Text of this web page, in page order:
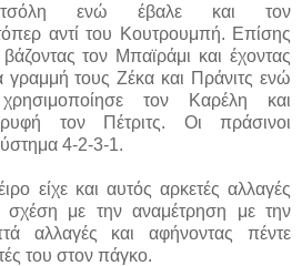
ενώ έβαλε και τον
αντί του Κουτρουμπή. Επίσης
τον Μπαϊράμι και έχοντας
τους Ζέκα και Πράνιτς ενώ
τον Καρέλη και
τον Πέτριτς. Οι πράσινοι
4-2-3-1.
είχε και αυτός αρκετές αλλαγές
με την αναμέτρηση με την
αλλαγές και αφήνοντας πέντε
του στον πάγκο.